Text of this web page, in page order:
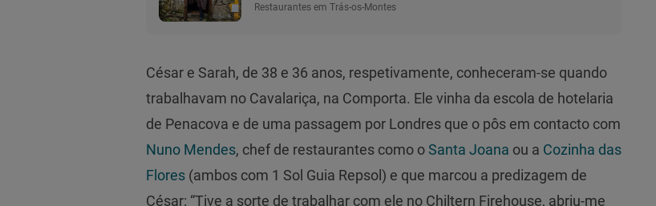
Restaurantes em Trás-os-Montes
César e Sarah, de 38 e 36 anos, respetivamente, conheceram-se quando
trabalhavam no Cavalariça, na Comporta. Ele vinha da escola de hotelaria
de Penacova e de uma passagem por Londres que o pôs em contacto com
Nuno Mendes, chef de restaurantes como oSanta Joana ou a Cozinha das
Flores (ambos com 1 Sol Guia Repsol) e que marcou a predizagem de
César: “Tive a sorte de trabalhar com ele no Chiltern Firehouse, abriu-me